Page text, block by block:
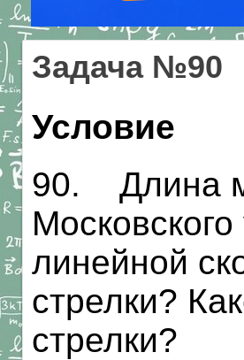
Задача №90
Условие
90. Длина
линейной
стрелки?
стрелки?